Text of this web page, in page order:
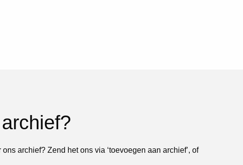
archief? Zend het ons via ‘toevoegen aan archief’, of